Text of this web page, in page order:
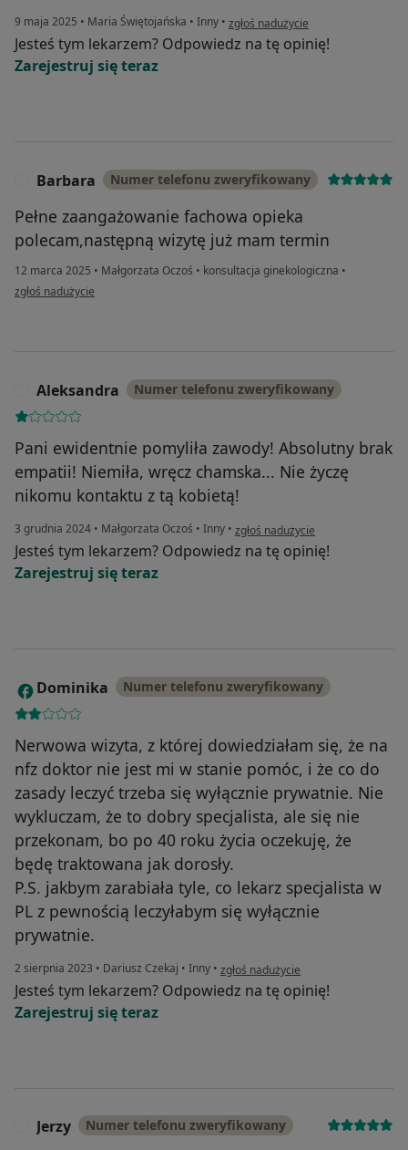
9 maja 2025 • Maria Świętojańska • Inny • w opinii użytkownika Krzysztof
zgłoś nadużycie
Jesteś tym lekarzem? Odpowiedz na tę opinię!
Zarejestruj się teraz
Barbara Numer telefonu zweryfikowany
Pełne zaangażowanie fachowa opieka
polecam,następną wizytę już mam termin
12 marca 2025 • Małgorzata Oczoś • konsultacja ginekologiczna •
w opinii użytkownika Barbara
zgłoś nadużycie
Aleksandra Numer telefonu zweryfikowany
Pani ewidentnie pomyliła zawody! Absolutny brak
empatii! Niemiła, wręcz chamska... Nie życzę
nikomu kontaktu z tą kobietą!
3 grudnia 2024 • Małgorzata Oczoś • Inny • w opinii użytkownika Aleksandra
zgłoś nadużycie
Jesteś tym lekarzem? Odpowiedz na tę opinię!
Zarejestruj się teraz
D Dominika Numer telefonu zweryfikowany
Nerwowa wizyta, z której dowiedziałam się, że na
nfz doktor nie jest mi w stanie pomóc, i że co do
zasady leczyć trzeba się wyłącznie prywatnie. Nie
wykluczam, że to dobry specjalista, ale się nie
przekonam, bo po 40 roku życia oczekuję, że
będę traktowana jak dorosły.
P.S. jakbym zarabiała tyle, co lekarz specjalista w
PL z pewnością leczyłabym się wyłącznie
prywatnie.
2 sierpnia 2023 • Dariusz Czekaj • Inny • w opinii użytkownika Dominika
zgłoś nadużycie
Jesteś tym lekarzem? Odpowiedz na tę opinię!
Zarejestruj się teraz
Jerzy Numer telefonu zweryfikowany